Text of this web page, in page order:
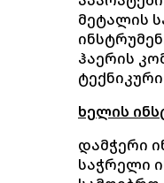
მეტალის
ჰაერის
ხელის
დამჭერი
საჭრელი